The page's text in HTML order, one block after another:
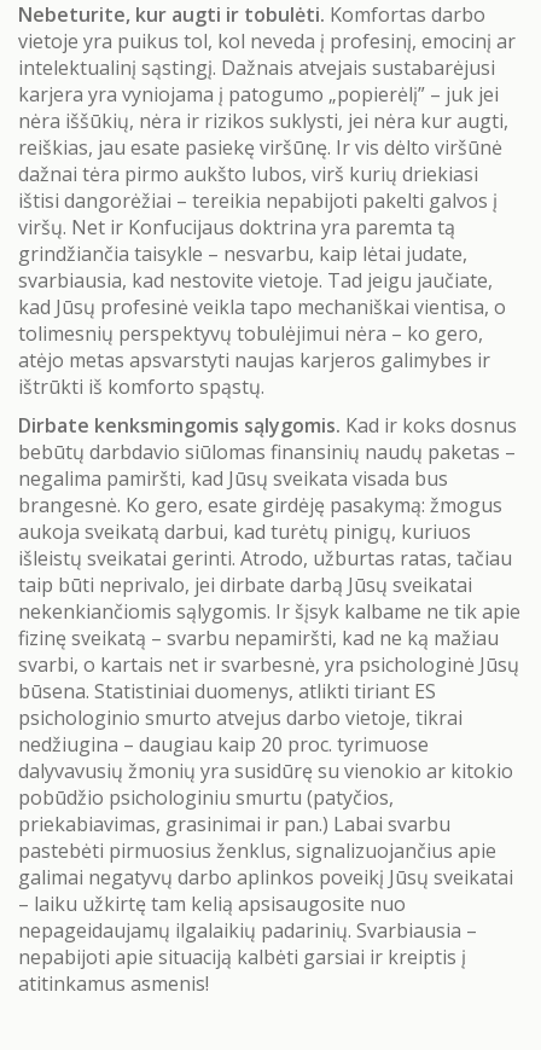
Nebeturite, kur augti ir tobulėti. Komfortas darbo
vietoje yra puikus tol, kol neveda į profesinį, emocinį ar
intelektualinį sąstingį. Dažnais atvejais sustabarėjusi
karjera yra vyniojama į patogumo „popierėlį” – juk jei
nėra iššūkių, nėra ir rizikos suklysti, jei nėra kur augti,
reiškias, jau esate pasiekę viršūnę. Ir vis dėlto viršūnė
dažnai tėra pirmo aukšto lubos, virš kurių driekiasi
ištisi dangorėžiai – tereikia nepabijoti pakelti galvos į
viršų. Net ir Konfucijaus doktrina yra paremta tą
grindžiančia taisykle – nesvarbu, kaip lėtai judate,
svarbiausia, kad nestovite vietoje. Tad jeigu jaučiate,
kad Jūsų profesinė veikla tapo mechaniškai vientisa, o
tolimesnių perspektyvų tobulėjimui nėra – ko gero,
atėjo metas apsvarstyti naujas karjeros galimybes ir
ištrūkti iš komforto spąstų.
Dirbate kenksmingomis sąlygomis. Kad ir koks dosnus
bebūtų darbdavio siūlomas finansinių naudų paketas –
negalima pamiršti, kad Jūsų sveikata visada bus
brangesnė. Ko gero, esate girdėję pasakymą: žmogus
aukoja sveikatą darbui, kad turėtų pinigų, kuriuos
išleistų sveikatai gerinti. Atrodo, užburtas ratas, tačiau
taip būti neprivalo, jei dirbate darbą Jūsų sveikatai
nekenkiančiomis sąlygomis. Ir šįsyk kalbame ne tik apie
fizinę sveikatą – svarbu nepamiršti, kad ne ką mažiau
svarbi, o kartais net ir svarbesnė, yra psichologinė Jūsų
būsena. Statistiniai duomenys, atlikti tiriant ES
psichologinio smurto atvejus darbo vietoje, tikrai
nedžiugina – daugiau kaip 20 proc. tyrimuose
dalyvavusių žmonių yra susidūrę su vienokio ar kitokio
pobūdžio psichologiniu smurtu (patyčios,
priekabiavimas, grasinimai ir pan.) Labai svarbu
pastebėti pirmuosius ženklus, signalizuojančius apie
galimai negatyvų darbo aplinkos poveikį Jūsų sveikatai
– laiku užkirtę tam kelią apsisaugosite nuo
nepageidaujamų ilgalaikių padarinių. Svarbiausia –
nepabijoti apie situaciją kalbėti garsiai ir kreiptis į
atitinkamus asmenis!